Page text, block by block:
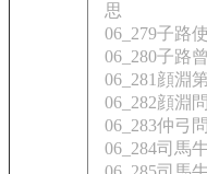
思
06_279子路
06_280子路
06_281顔淵
06_282顔淵
06_283仲弓
06_284司馬